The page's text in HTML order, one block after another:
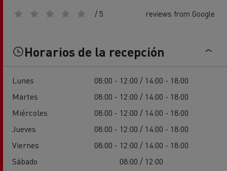
/ 5 reviews from Google
Horarios de la recepción
Lunes
08:00 - 12:00 / 14:00 - 18:00
Martes
08:00 - 12:00 / 14:00 - 18:00
Miércoles
08:00 - 12:00 / 14:00 - 18:00
Jueves
08:00 - 12:00 / 14:00 - 18:00
Viernes
08:00 - 12:00 / 14:00 - 18:00
Sábado
08:00 / 12:00